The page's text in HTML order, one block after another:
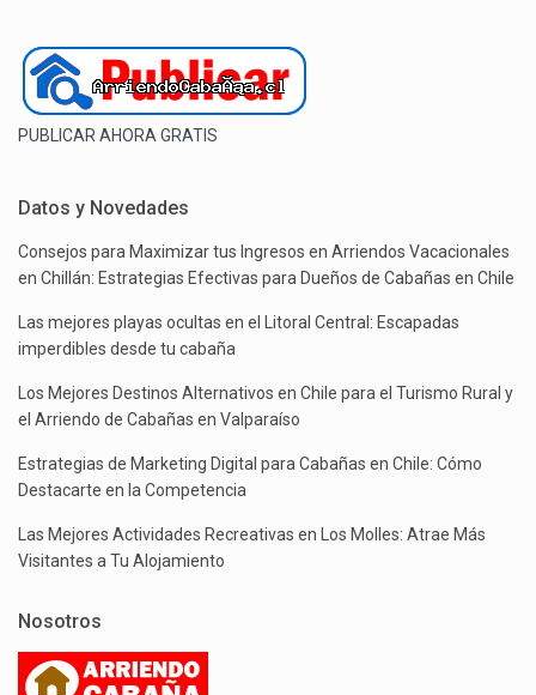
PUBLICAR AHORA GRATIS
Datos y Novedades
Consejos para Maximizar tus Ingresos en Arriendos Vacacionales
en Chillán: Estrategias Efectivas para Dueños de Cabañas en Chile
Las mejores playas ocultas en el Litoral Central: Escapadas
imperdibles desde tu cabaña
Los Mejores Destinos Alternativos en Chile para el Turismo Rural y
el Arriendo de Cabañas en Valparaíso
Estrategias de Marketing Digital para Cabañas en Chile: Cómo
Destacarte en la Competencia
Las Mejores Actividades Recreativas en Los Molles: Atrae Más
Visitantes a Tu Alojamiento
Nosotros